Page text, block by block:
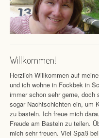
Willkommen!
Herzlich Willkommen auf
und ich wohne in Fockbek in
immer schon sehr gerne,
sogar Nachtschichten ein, um
zu basteln. Ich freue mich
Freude am Basteln zu teilen.
mich sehr freuen. Viel Spaß